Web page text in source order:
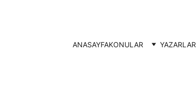
ANASAYFAKONULAR YAZARLAR